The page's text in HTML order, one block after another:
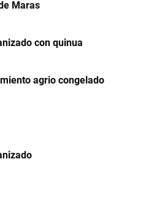
Maras
con quinua
agrio congelado